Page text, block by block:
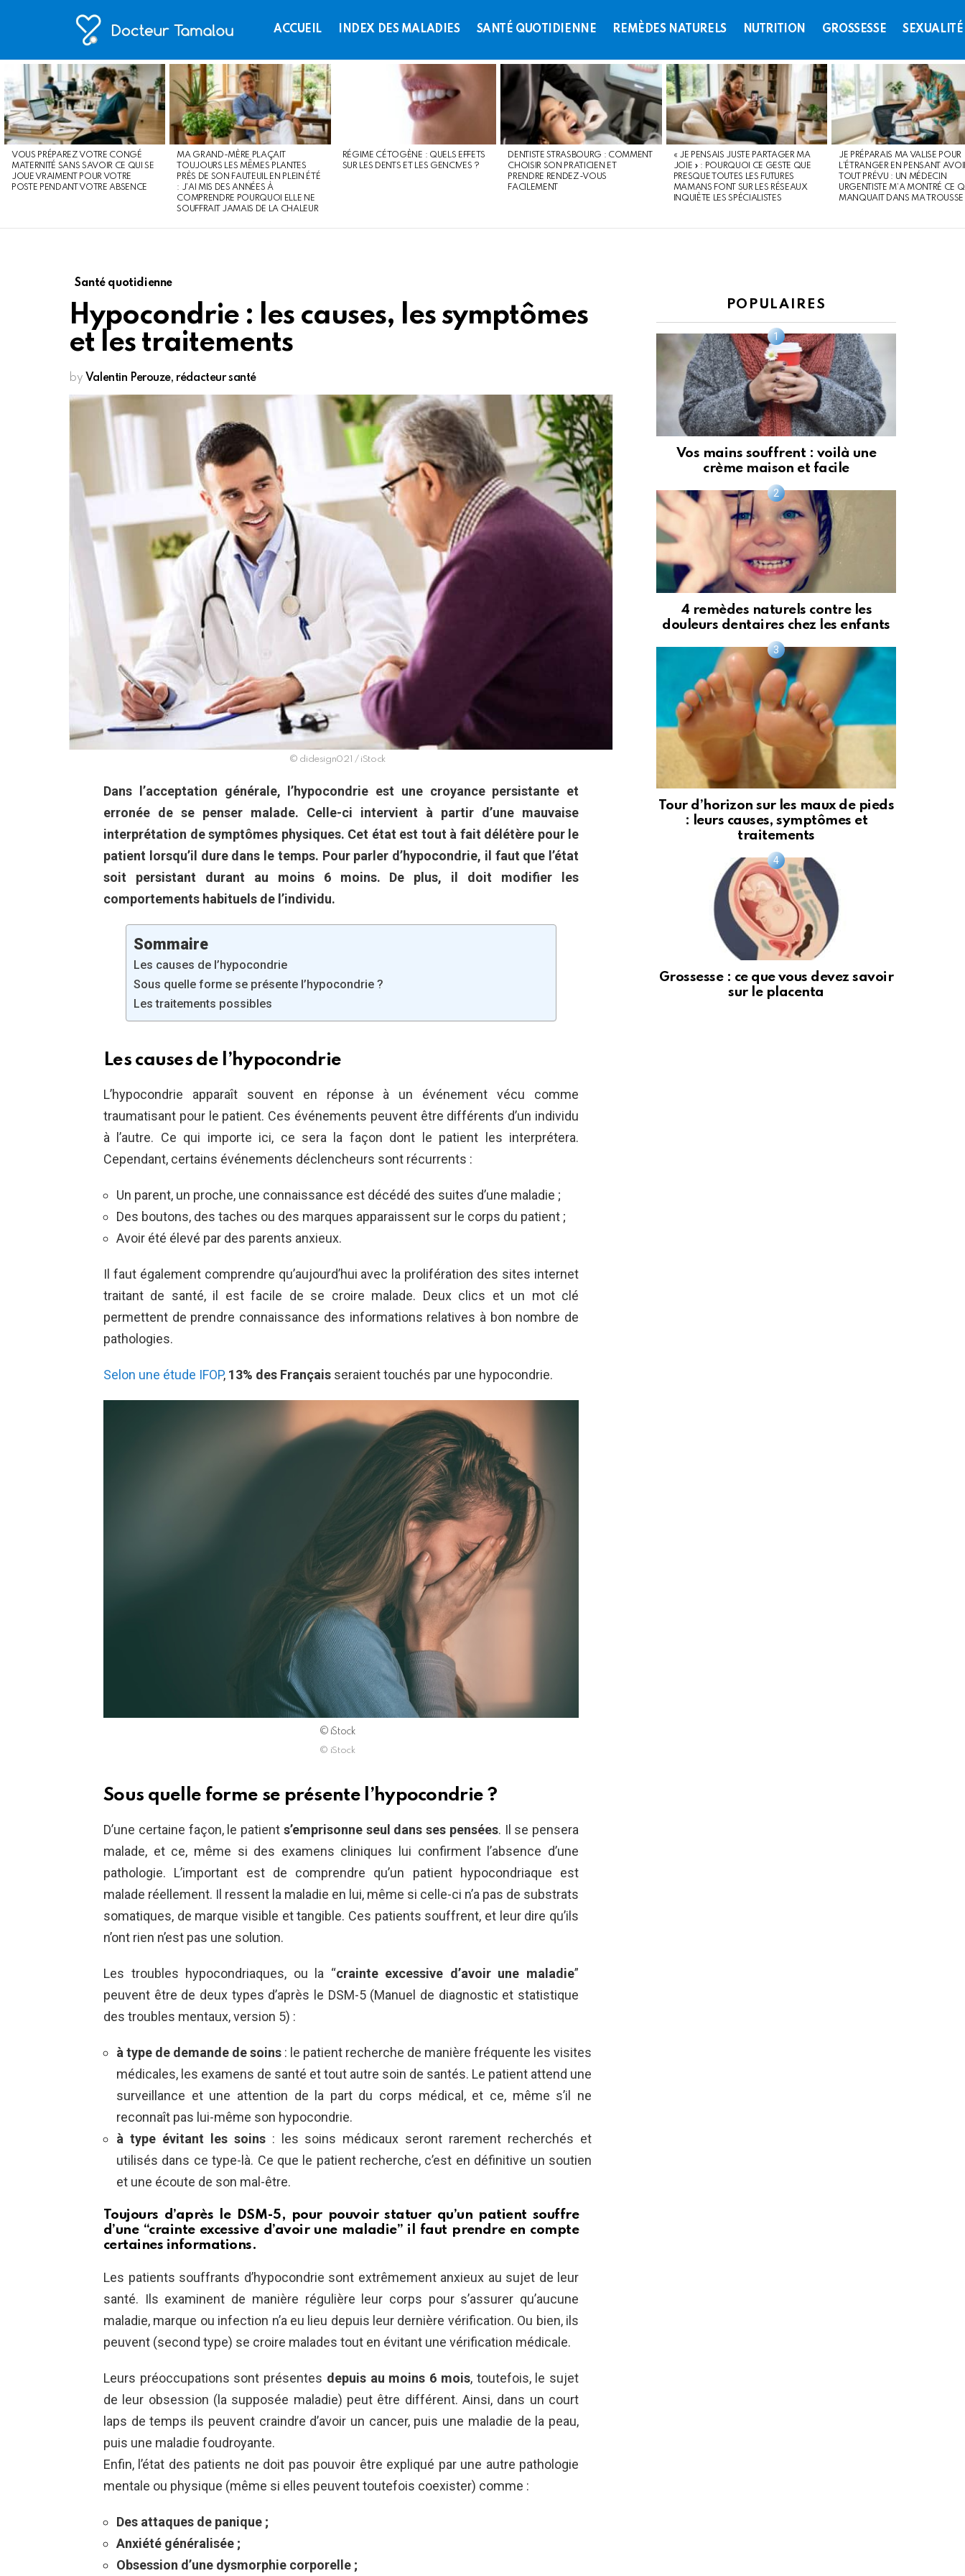
ACCUEIL INDEX DES MALADIES SANTÉ QUOTIDIENNE REMÈDES NATURELS NUTRITION GROSSESSE SEXUALITÉ
STORIES
VOUS PRÉPAREZ VOTRE CONGÉ
MATERNITÉ SANS SAVOIR CE QUI SE
JOUE VRAIMENT POUR VOTRE
POSTE PENDANT VOTRE ABSENCE
MA GRAND-MÈRE PLAÇAIT
TOUJOURS LES MÊMES PLANTES
PRÈS DE SON FAUTEUIL EN PLEIN ÉTÉ
: J’AI MIS DES ANNÉES À
COMPRENDRE POURQUOI ELLE NE
SOUFFRAIT JAMAIS DE LA CHALEUR
RÉGIME CÉTOGÈNE : QUELS EFFETS
SUR LES DENTS ET LES GENCIVES ?
DENTISTE STRASBOURG : COMMENT
CHOISIR SON PRATICIEN ET
PRENDRE RENDEZ-VOUS
FACILEMENT
« JE PENSAIS JUSTE PARTAGER MA
JOIE » : POURQUOI CE GESTE QUE
PRESQUE TOUTES LES FUTURES
MAMANS FONT SUR LES RÉSEAUX
INQUIÈTE LES SPÉCIALISTES
JE PRÉPARAIS MA VALISE POUR
L’ÉTRANGER EN PENSANT
TOUT PRÉVU : UN MÉDECIN
URGENTISTE M’A MONTRÉ CE
MANQUAIT DANS MA TROUSSE
Santé quotidienne
Hypocondrie : les causes, les symptômes
et les traitements
by Valentin Perouze, rédacteur santé
© didesign021 / iStock
Dans l’acceptation générale, l’hypocondrie est une croyance persistante et
erronée de se penser malade. Celle-ci intervient à partir d’une mauvaise
interprétation de symptômes physiques. Cet état est tout à fait délétère pour le
patient lorsqu’il dure dans le temps. Pour parler d’hypocondrie, il faut que l’état
soit persistant durant au moins 6 moins. De plus, il doit modifier les
comportements habituels de l’individu.
Sommaire
Les causes de l’hypocondrie
Sous quelle forme se présente l’hypocondrie ?
Les traitements possibles
Les causes de l’hypocondrie
L’hypocondrie apparaît souvent en réponse à un événement vécu comme
traumatisant pour le patient. Ces événements peuvent être différents d’un individu
à l’autre. Ce qui importe ici, ce sera la façon dont le patient les interprétera.
Cependant, certains événements déclencheurs sont récurrents :
Un parent, un proche, une connaissance est décédé des suites d’une maladie ;
Des boutons, des taches ou des marques apparaissent sur le corps du patient ;
Avoir été élevé par des parents anxieux.
Il faut également comprendre qu’aujourd’hui avec la prolifération des sites internet
traitant de santé, il est facile de se croire malade. Deux clics et un mot clé
permettent de prendre connaissance des informations relatives à bon nombre de
pathologies.
Selon une étude IFOP, 13% des Français seraient touchés par une hypocondrie.
© iStock
© iStock
Sous quelle forme se présente l’hypocondrie ?
D’une certaine façon, le patient s’emprisonne seul dans ses pensées. Il se pensera
malade, et ce, même si des examens cliniques lui confirment l’absence d’une
pathologie. L’important est de comprendre qu’un patient hypocondriaque est
malade réellement. Il ressent la maladie en lui, même si celle-ci n’a pas de substrats
somatiques, de marque visible et tangible. Ces patients souffrent, et leur dire qu’ils
n’ont rien n’est pas une solution.
Les troubles hypocondriaques, ou la “crainte excessive d’avoir une maladie”
peuvent être de deux types d’après le DSM-5 (Manuel de diagnostic et statistique
des troubles mentaux, version 5) :
à type de demande de soins : le patient recherche de manière fréquente les visites
médicales, les examens de santé et tout autre soin de santés. Le patient attend une
surveillance et une attention de la part du corps médical, et ce, même s’il ne
reconnaît pas lui-même son hypocondrie.
à type évitant les soins: les soins médicaux seront rarement recherchés et
utilisés dans ce type-là. Ce que le patient recherche, c’est en définitive un soutien
et une écoute de son mal-être.
Toujours d’après le DSM-5, pour pouvoir statuer qu’un patient souffre
d’une “crainte excessive d’avoir une maladie” il faut prendre en compte
certaines informations.
Les patients souffrants d’hypocondrie sont extrêmement anxieux au sujet de leur
santé. Ils examinent de manière régulière leur corps pour s’assurer qu’aucune
maladie, marque ou infection n’a eu lieu depuis leur dernière vérification. Ou bien, ils
peuvent (second type) se croire malades tout en évitant une vérification médicale.
Leurs préoccupations sont présentes depuis au moins 6 mois, toutefois, le sujet
de leur obsession (la supposée maladie) peut être différent. Ainsi, dans un court
laps de temps ils peuvent craindre d’avoir un cancer, puis une maladie de la peau,
puis une maladie foudroyante.
Enfin, l’état des patients ne doit pas pouvoir être expliqué par une autre pathologie
mentale ou physique (même si elles peuvent toutefois coexister) comme :
Des attaques de panique ;
Anxiété généralisée ;
Obsession d’une dysmorphie corporelle ;
POPULAIRES
Vos mains souffrent : voilà une
crème maison et facile
4 remèdes naturels contre les
douleurs dentaires chez les enfants
Tour d’horizon sur les maux de pieds
: leurs causes, symptômes et
traitements
Grossesse : ce que vous devez savoir
sur le placenta